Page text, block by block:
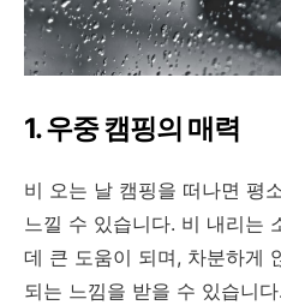
1. 우중 캠핑의 매력
비 오는 날 캠핑을 떠나면 평
느낄 수 있습니다. 비 내리는
데 큰 도움이 되며, 차분하게
되는 느낌을 받을 수 있습니